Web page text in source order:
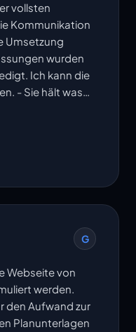
vollsten
Kommunikation
Umsetzung
wurden
Ich kann die
- Sie hält was
G
Webseite von
werden.
den Aufwand zur
Planunterlagen